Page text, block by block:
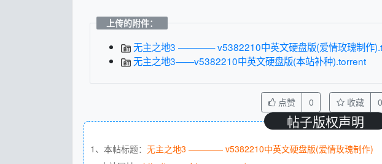
上传的附件：
无主之地3 ———— v5382210中英文硬盘版(爱情玫瑰制作
无主之地3——v5382210中英文硬盘版(本站补种).torrent
点赞 0 收藏 0
帖子版权声明
1、本帖标题： 无主之地3 ———— v5382210中英文硬盘版(爱情玫瑰制作)